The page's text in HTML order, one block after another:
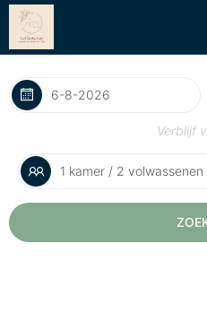
Verblijf
1 kamer / 2 volwassenen